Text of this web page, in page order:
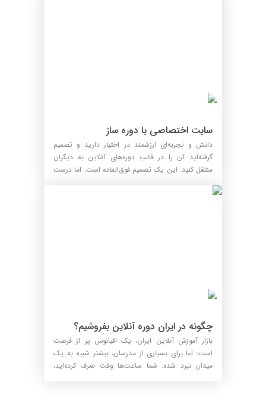
سایت اختصاصی با دوره ‌ساز
دانش و تجربه‌ای ارزشمند در اختیار دارید و تصمیم
گرفته‌اید آن را در قالب دوره‌های آنلاین به دیگران
منتقل کنید. این یک تصمیم فوق‌العاده است. اما درست
چگونه در ایران دوره آنلاین بفروشیم؟
بازار آموزش آنلاین ایران، یک اقیانوس پر از فرصت
است؛ اما برای بسیاری از مدرسان، بیشتر شبیه به یک
میدان نبرد شده. شما ساعت‌ها وقت صرف کرده‌اید،